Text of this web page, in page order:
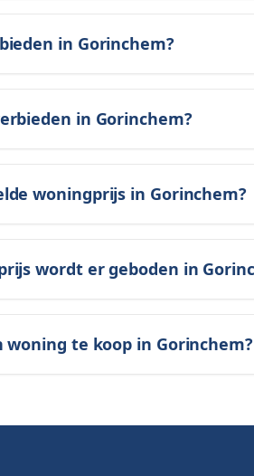
in Gorinchem?
in Gorinchem?
woningprijs in Gorinchem?
wordt er geboden in
woning te koop in Gorinchem?